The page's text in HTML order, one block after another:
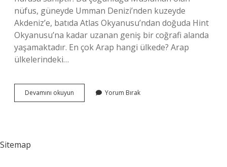
nüfus, güneyde Umman Denizi’nden kuzeyde
Akdeniz’e, batıda Atlas Okyanusu’ndan doğuda Hint
Okyanusu’na kadar uzanan geniş bir coğrafi alanda
yaşamaktadır. En çok Arap hangi ülkede? Arap
ülkelerindeki…
Devamını okuyun Türkiyede
Kaç
Yorum Bırak
Sitemap